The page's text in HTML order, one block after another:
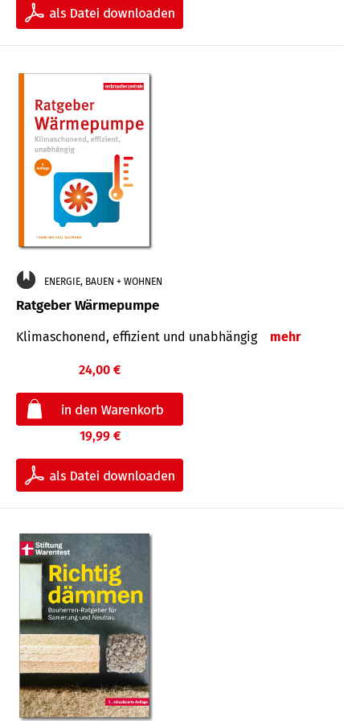
ENERGIE, BAUEN + WOHNEN
Ratgeber Wärmepumpe
Klimaschonend, effizient und unabhängig mehr
24,00 €
19,99 €